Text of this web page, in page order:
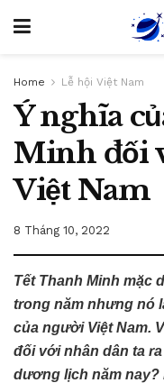
Home Lễ hội Việt Nam
Ý nghĩa
Minh đối
Việt Nam
8 Tháng 10, 2022
Tết Thanh Minh mặc
trong năm nhưng nó
của người Việt Nam.
đối với nhân dân ta
dương lịch năm nay?